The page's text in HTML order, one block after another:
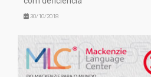
30/10/2018